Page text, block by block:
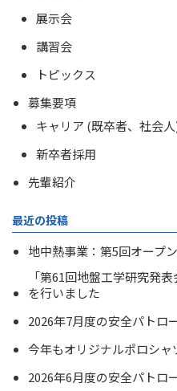
展示会
講習会
トピックス
募集要項
キャリア (既卒者、社会
新卒者採用
先輩紹介
最近の投稿
地中熱事業：第5回オープ
「第61回地盤工学研究発
を行いました
2026年7月度の安全パトロ
今年もオリジナルポロシ
2026年6月度の安全パトロ